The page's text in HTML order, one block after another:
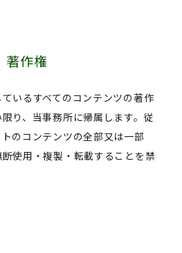
著作権
いるすべてのコンテンツの著作
り、当事務所に帰属します。従
のコンテンツの全部又は一部
使用・複製・転載することを禁